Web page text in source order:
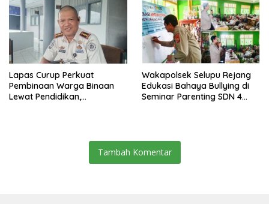
Lapas Curup Perkuat
Pembinaan Warga Binaan
Lewat Pendidikan,
Wakapolsek Selupu Rejang
Edukasi Bahaya Bullying di
Seminar Parenting SDN 4
Tambah Komentar